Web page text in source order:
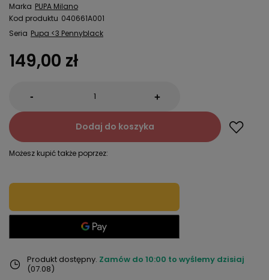
Marka PUPA Milano
Kod produktu 040661A001
Seria Pupa <3 Pennyblack
149,00 zł
- +
Dodaj do koszyka
Możesz kupić także poprzez:
Produkt dostępny Zamów do 10:00 to wyślemy dzisiaj
(07.08)